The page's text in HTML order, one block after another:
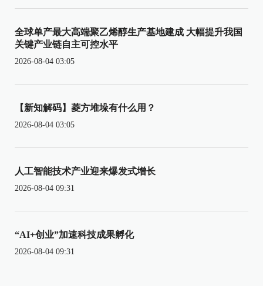
全球单产最大高端聚乙烯醇生产基地建成 大幅提升我国
关键产业链自主可控水平
2026-08-04 03:05
【新知解码】菱方堆垛有什么用？
2026-08-04 03:05
人工智能技术产业迎来爆发式增长
2026-08-04 09:31
“AI+创业”加速科技成果孵化
2026-08-04 09:31